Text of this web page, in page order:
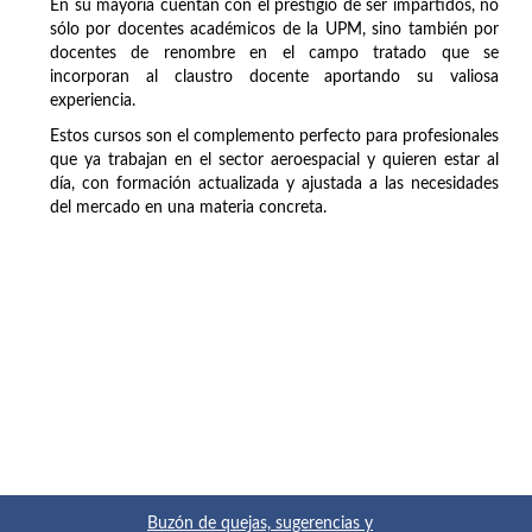
En su mayoría cuentan con el prestigio de ser impartidos, no
sólo por docentes académicos de la UPM, sino también por
docentes de renombre en el campo tratado que se
incorporan al claustro docente aportando su valiosa
experiencia.
Estos cursos son el complemento perfecto para profesionales
que ya trabajan en el sector aeroespacial y quieren estar al
día, con formación actualizada y ajustada a las necesidades
del mercado en una materia concreta.
Buzón de quejas, sugerencias y